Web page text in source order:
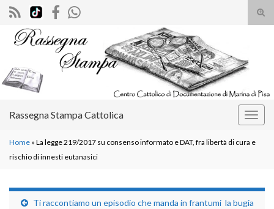
il
Search for:
Rassegna Stampa Cattolica
Home » La legge 219/2017 su consenso informato e DAT, fra libertà di cura e
rischio di innesti eutanasici
Ti raccontiamo un episodio che manda in frantumi la bugia